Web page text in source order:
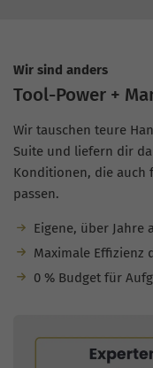
Wir sind anders
Tool-Power +
Wir tauschen teure
Suite und liefern dir
Konditionen, die auch
passen.
Eigene, über Jahre
Maximale Effizienz
0 % Budget für